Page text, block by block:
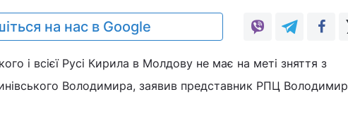
на нас в Google
і всієї Русі Кирила в Молдову не має на меті зняття з
Володимира, заявив представник РПЦ Володимир